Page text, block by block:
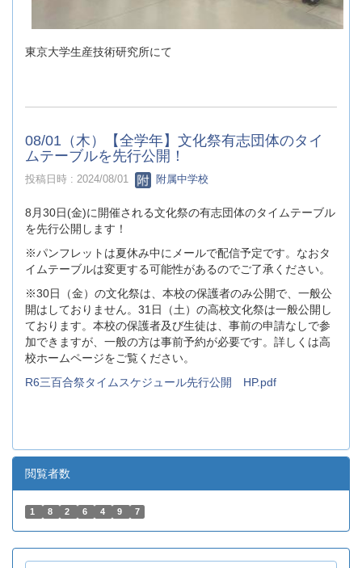
東京大学生産技術研究所にて
08/01（木）【全学年】文化祭有志団体のタイ
ムテーブルを先行公開！
投稿日時 : 2024/08/01 附属中学校
8月30日(金)に開催される文化祭の有志団体のタイムテーブル
を先行公開します！
※パンフレットは夏休み中にメールで配信予定です。なおタ
イムテーブルは変更する可能性があるのでご了承ください。
※30日（金）の文化祭は、本校の保護者のみ公開で、一般公
開はしておりません。31日（土）の高校文化祭は一般公開し
ております。本校の保護者及び生徒は、事前の申請なしで参
加できますが、一般の方は事前予約が必要です。詳しくは高
校ホームページをご覧ください。
R6三百合祭タイムスケジュール先行公開 HP.pdf
閲覧者数
1 8 2 6 4 9 7